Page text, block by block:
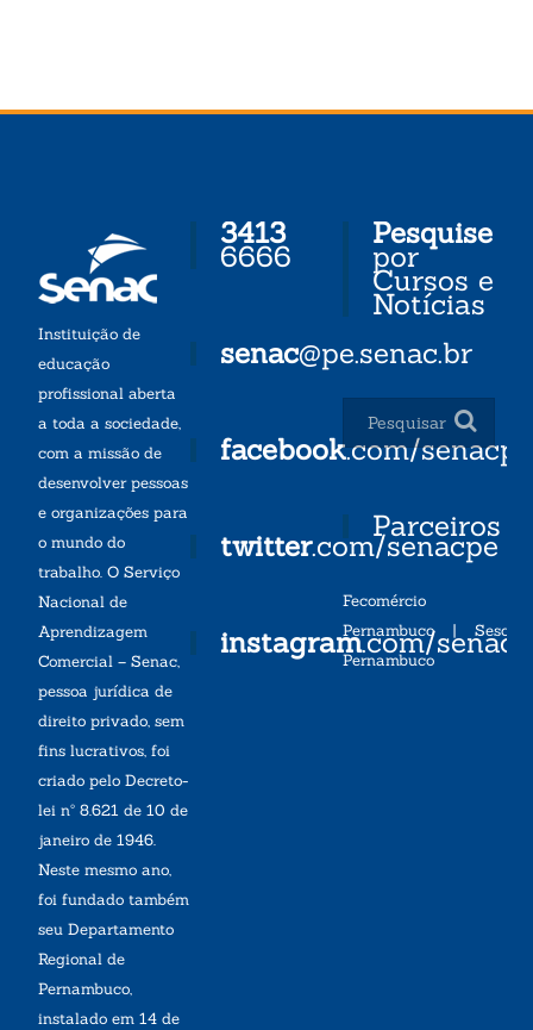
Instituição de
educação
profissional aberta
a toda a sociedade,
com a missão de
desenvolver pessoas
e organizações para
o mundo do
trabalho. O Serviço
Nacional de
Aprendizagem
Comercial – Senac,
pessoa jurídica de
direito privado, sem
fins lucrativos, foi
criado pelo Decreto-
lei nº 8.621 de 10 de
janeiro de 1946.
Neste mesmo ano,
foi fundado também
seu Departamento
Regional de
Pernambuco,
instalado em 14 de
3413
6666
senac@pe.senac.br
facebook.com/senacpe
twitter.com/senacpe
instagram.com/
Pesquise
por
Cursos e
Notícias
Parceiros
Fecomércio
Pernambuco| Sesc
Pernambuco